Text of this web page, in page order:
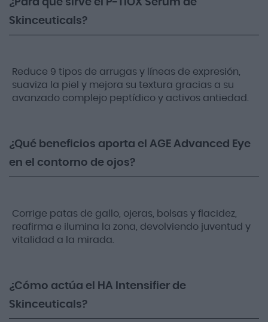
¿Para qué sirve el P-TIOX Sérum de
Skinceuticals?
Reduce 9 tipos de arrugas y líneas de expresión,
suaviza la piel y mejora su textura gracias a su
avanzado complejo peptídico y activos antiedad.
¿Qué beneficios aporta el AGE Advanced Eye
en el contorno de ojos?
Corrige patas de gallo, ojeras, bolsas y flacidez,
reafirma e ilumina la zona, devolviendo juventud y
vitalidad a la mirada.
¿Cómo actúa el HA Intensifier de
Skinceuticals?